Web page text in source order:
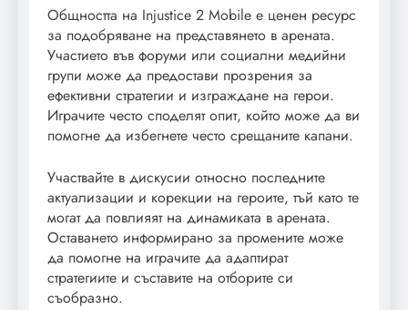
Общността на Injustice 2 Mobile е ценен ресурс
за подобряване на представянето в арената.
Участието във форуми или социални медийни
групи може да предостави прозрения за
ефективни стратегии и изграждане на герои.
Играчите често споделят опит, който може да ви
помогне да избегнете често срещаните капани.
Участвайте в дискусии относно последните
актуализации и корекции на героите, тъй като те
могат да повлияят на динамиката в арената.
Оставането информирано за промените може
да помогне на играчите да адаптират
стратегиите и съставите на отборите си
съобразно.